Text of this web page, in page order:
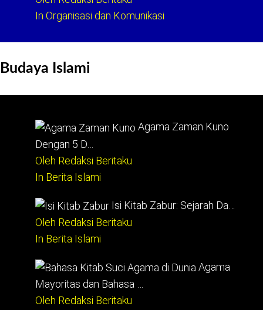
In Organisasi dan Komunikasi
Budaya Islami
Agama Zaman Kuno
Dengan 5 D…
Oleh Redaksi Beritaku
In Berita Islami
Isi Kitab Zabur: Sejarah Da…
Oleh Redaksi Beritaku
In Berita Islami
Agama
Mayoritas dan Bahasa …
Oleh Redaksi Beritaku